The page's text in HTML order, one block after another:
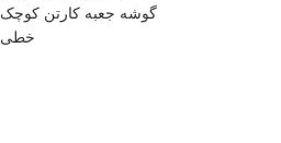
گوشه جعبه کارتن کوچک
خطی